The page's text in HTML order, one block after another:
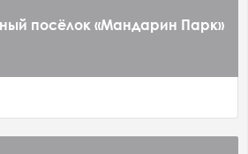
посёлок «Мандарин Парк»